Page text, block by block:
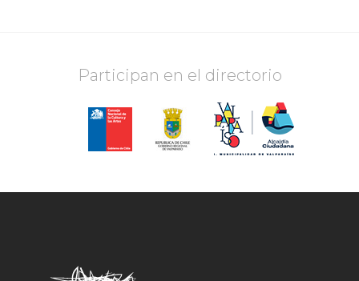
Participan en el directorio